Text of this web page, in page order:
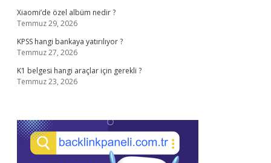
Xiaomi’de özel albüm nedir ?
Temmuz 29, 2026
KPSS hangi bankaya yatırılıyor ?
Temmuz 27, 2026
K1 belgesi hangi araçlar için gerekli ?
Temmuz 23, 2026